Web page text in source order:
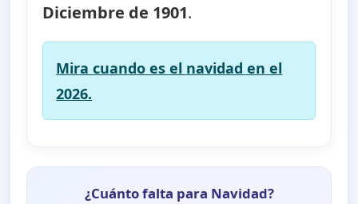
Diciembre de 1901.
Mira cuando es el navidad en el
2026.
¿Cuánto falta para Navidad?